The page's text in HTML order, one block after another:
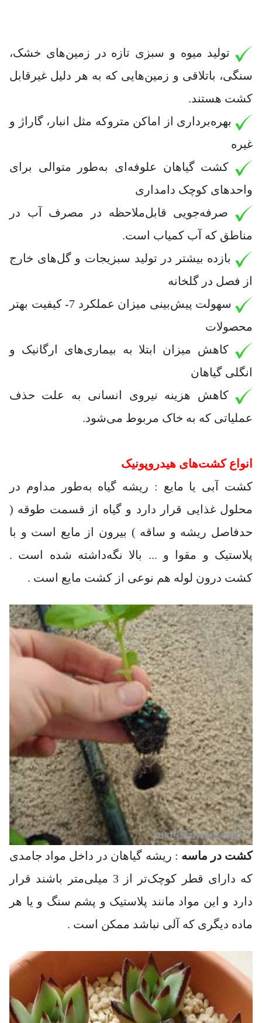
تولید میوه و سبزی تازه در زمین‌های خشک،
سنگی، باتلاقی و زمین‌هایی که به هر دلیل غیرقابل
کشت هستند.
بهره‌برداری از اماکن متروکه مثل انبار، گاراژ و
غیره
کشت گیاهان علوفه‌ای به‌طور متوالی برای
واحدهای کوچک دامداری
صرفه‌جویی قابل‌ملاحظه در مصرف آب در
مناطق که آب کمیاب است.
بازده بیشتر در تولید سبزیجات و گل‌های خارج
از فصل در گلخانه
سهولت پیش‌بینی میزان عملکرد 7- کیفیت بهتر
محصولات
کاهش میزان ابتلا به بیماری‌های ارگانیک و
انگلی گیاهان
کاهش هزینه نیروی انسانی به علت حذف
عملیاتی که به خاک مربوط می‌شود.
انواع کشت‌های هیدروپونیک
کشت آبی یا مایع : ریشه گیاه به‌طور مداوم در
محلول غذایی قرار دارد و گیاه از قسمت طوقه (
حدفاصل ریشه و ساقه ) بیرون از مایع است و با
پلاستیک و مقوا و ... بالا نگه‌داشته شده است .
کشت درون لوله هم نوعی از کشت مایع است .
کشت در ماسه : ریشه گیاهان در داخل مواد جامدی
که دارای قطر کوچک‌تر از 3 میلی‌متر باشند قرار
دارد و این مواد مانند پلاستیک و پشم سنگ و یا هر
ماده دیگری که آلی نباشد ممکن است .